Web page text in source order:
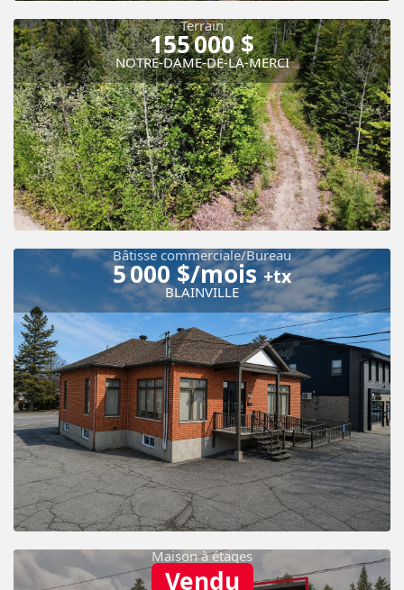
Terrain
155 000 $
NOTRE-DAME-DE-LA-MERCI
Bâtisse commerciale/Bureau
5 000 $/mois+tx
BLAINVILLE
À louer
Maison à étages
Vendu